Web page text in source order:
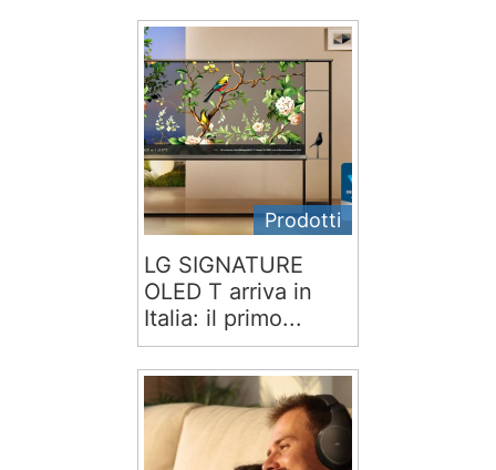
Prodotti
LG SIGNATURE
OLED T arriva in
Italia: il primo...